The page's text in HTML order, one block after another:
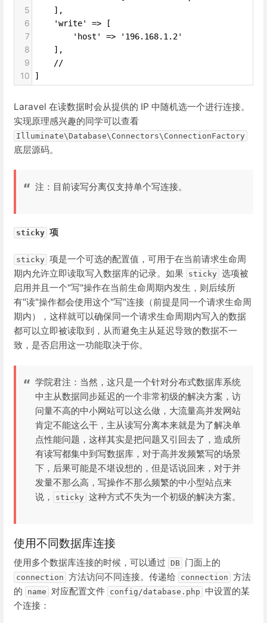
5
    ],
6
    'write' => [
7
        'host' => '196.168.1.2'
8
    ],
9
    //
10 ]
Laravel 在读数据时会从提供的 IP 中随机选一个进行连接。
实现原理感兴趣的同学可以查看
Illuminate\Database\Connectors\ConnectionFactory
底层源码。
注：目前读写分离仅支持单个写连接。
sticky 项
sticky 项是一个可选的配置值，可用于在当前请求生命周
期内允许立即读取写入数据库的记录。如果 sticky 选项被
启用并且一个"写"操作在当前生命周期内发生，则后续所
有"读"操作都会使用这个"写"连接（前提是同一个请求生命周
期内），这样就可以确保同一个请求生命周期内写入的数据
都可以立即被读取到，从而避免主从延迟导致的数据不一
致，是否启用这一功能取决于你。
学院君注：当然，这只是一个针对分布式数据库系统
中主从数据同步延迟的一个非常初级的解决方案，访
问量不高的中小网站可以这么做，大流量高并发网站
肯定不能这么干，主从读写分离本来就是为了解决单
点性能问题，这样其实是把问题又引回去了，造成所
有读写都集中到写数据库，对于高并发频繁写的场景
下，后果可能是不堪设想的，但是话说回来，对于并
发量不那么高，写操作不那么频繁的中小型站点来
说，
sticky 这种方式不失为一个初级的解决方案。
使用不同数据库连接
使用多个数据库连接的时候，可以通过 DB 门面上的
connection 方法访问不同连接。传递给 connection 方法
的
name 对应配置文件 config/database.php 中设置的某
个连接：